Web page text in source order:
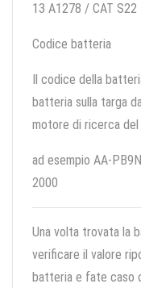
13 A1278 / CAT S22
Codice batteria
Il codice della
batteria sulla targa
motore di ricerca del
ad esempio AA-
2000
Una volta trovata la
verificare il valore
batteria e fate caso